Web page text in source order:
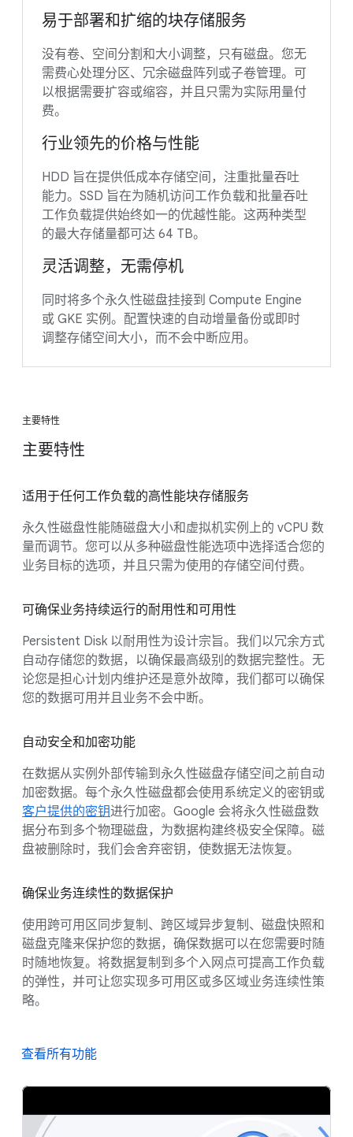
易于部署和扩缩的块存储服务
没有卷、空间分割和大小调整，只有磁盘。您无
需费心处理分区、冗余磁盘阵列或子卷管理。可
以根据需要扩容或缩容，并且只需为实际用量付
费。
行业领先的价格与性能
HDD 旨在提供低成本存储空间，注重批量吞吐
能力。SSD 旨在为随机访问工作负载和批量吞吐
工作负载提供始终如一的优越性能。这两种类型
的最大存储量都可达 64 TB。
灵活调整，无需停机
同时将多个永久性磁盘挂接到 Compute Engine
或 GKE 实例。配置快速的自动增量备份或即时
调整存储空间大小，而不会中断应用。
主要特性
主要特性
适用于任何工作负载的高性能块存储服务
永久性磁盘性能随磁盘大小和虚拟机实例上的 vCPU 数
量而调节。您可以从多种磁盘性能选项中选择适合您的
业务目标的选项，并且只需为使用的存储空间付费。
可确保业务持续运行的耐用性和可用性
Persistent Disk 以耐用性为设计宗旨。我们以冗余方式
自动存储您的数据，以确保最高级别的数据完整性。无
论您是担心计划内维护还是意外故障，我们都可以确保
您的数据可用并且业务不会中断。
自动安全和加密功能
在数据从实例外部传输到永久性磁盘存储空间之前自动
加密数据。每个永久性磁盘都会使用系统定义的密钥或
客户提供的密钥进行加密。Google 会将永久性磁盘数
据分布到多个物理磁盘，为数据构建终极安全保障。磁
盘被删除时，我们会舍弃密钥，使数据无法恢复。
确保业务连续性的数据保护
使用跨可用区同步复制、跨区域异步复制、磁盘快照和
磁盘克隆来保护您的数据，确保数据可以在您需要时随
时随地恢复。将数据复制到多个入网点可提高工作负载
的弹性，并可让您实现多可用区或多区域业务连续性策
略。
查看所有功能